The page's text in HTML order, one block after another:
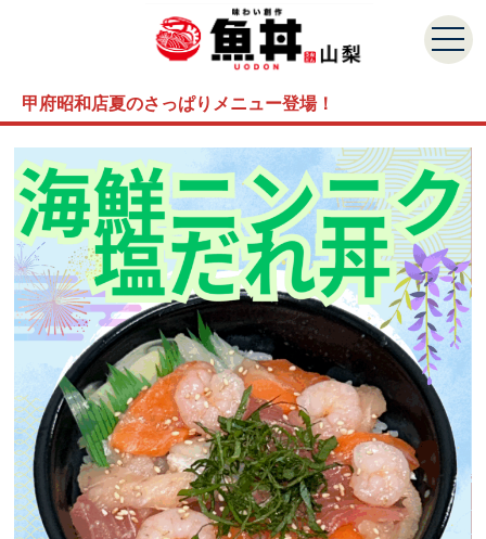
甲府昭和店夏のさっぱりメニュー登場！